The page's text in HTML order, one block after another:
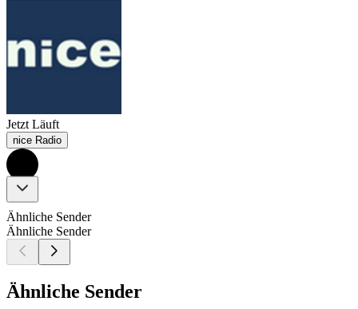
Jetzt Läuft
nice Radio
Ähnliche Sender
Ähnliche Sender
Ähnliche Sender